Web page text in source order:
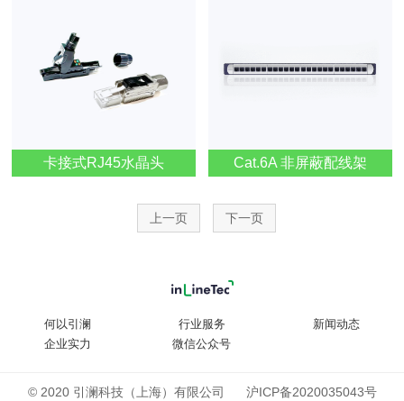
卡接式RJ45水晶头 Cat.6A 非屏蔽配线架
上一页 下一页
何以引澜 行业服务
新闻动态
企业实力
微信公众号
© 2020 引澜科技（上海）有限公司 沪ICP备2020035043号